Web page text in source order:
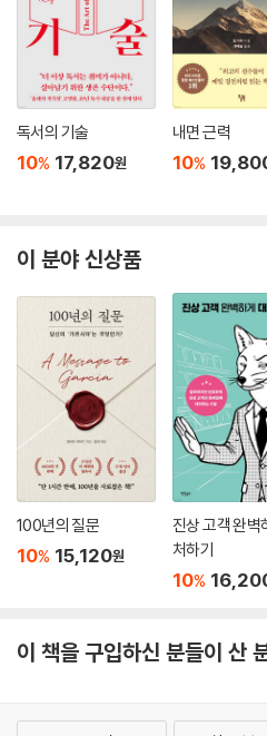
독서의 기술
10% 17,820원
내면 근력
10%
이 분야 신상품
100년의 질문
10% 15,120원
진상 고객 완벽
처하기
10%
이 책을 구입하신 분들이 산